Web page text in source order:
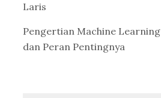
Laris
Pengertian Machine Learning
dan Peran Pentingnya